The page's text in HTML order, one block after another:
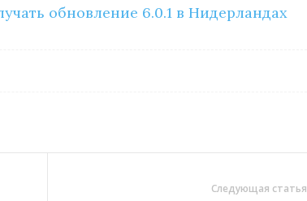
обновление 6.0.1 в Нидерландах
Следующая статья